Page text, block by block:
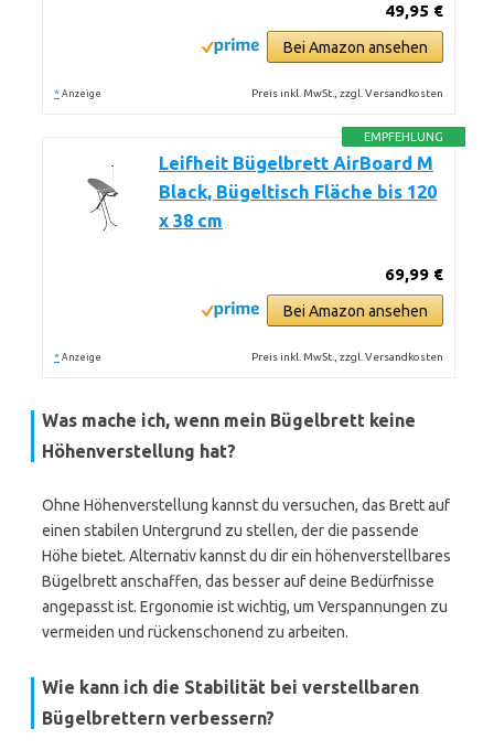
49,95 €
Bei Amazon ansehen
* Anzeige Preis inkl. MwSt., zzgl. Versandkosten
EMPFEHLUNG
Leifheit Bügelbrett AirBoard M
Black, Bügeltisch Fläche bis 120
x 38 cm
69,99 €
Bei Amazon ansehen
* Anzeige Preis inkl. MwSt., zzgl. Versandkosten
Was mache ich, wenn mein Bügelbrett keine
Höhenverstellung hat?
Ohne Höhenverstellung kannst du versuchen, das Brett auf
einen stabilen Untergrund zu stellen, der die passende
Höhe bietet. Alternativ kannst du dir ein höhenverstellbares
Bügelbrett anschaffen, das besser auf deine Bedürfnisse
angepasst ist. Ergonomie ist wichtig, um Verspannungen zu
vermeiden und rückenschonend zu arbeiten.
Wie kann ich die Stabilität bei verstellbaren
Bügelbrettern verbessern?